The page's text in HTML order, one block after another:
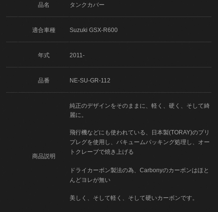
品名 タンクカバー
適合車種 Suzuki GSX-R600
年式 2011-
品番 NE-SU-GR-112
商品説明
純正のデザインをそのままに、軽く、硬く、そして綺
麗に。
飛行機などにも使われている、日本製(TORAY)のプリ
プレグを使用し、バキュームパッキング処理し、オー
トクレーブで焼き上げる
ドライカーボン製法の為、Carbonyのカーボンはほと
んどヨレが無い
美しく、そして軽く、そして硬いカーボンです。